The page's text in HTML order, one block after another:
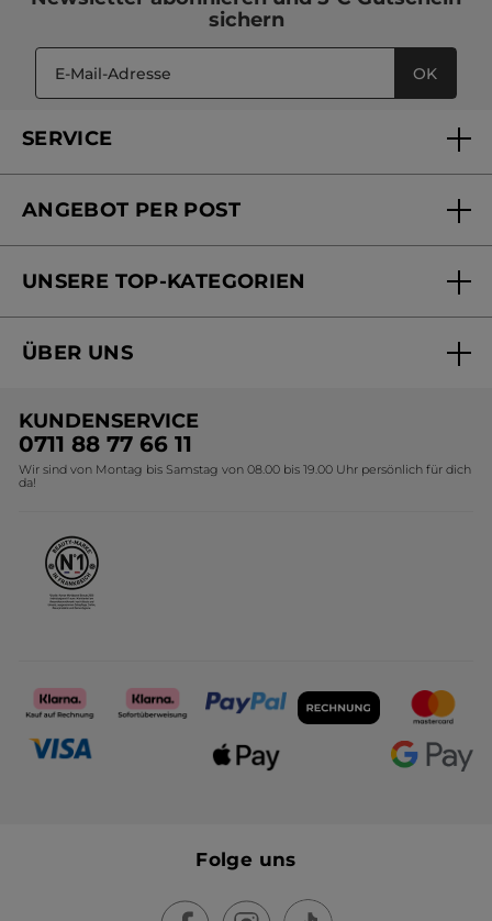
sichern
OK
SERVICE
Mein Konto
Online Preisliste
ANGEBOT PER POST
Versandhandel Preisliste
UNSERE TOP-KATEGORIEN
Black Friday Yves Rocher
Geschenkideen Yves Rocher
Kollektion Monoi Yves Rocher
ÜBER UNS
Umweltstiftung YR
Affiliate Programm
KUNDENSERVICE
0711 88 77 66 11
Wir sind von Montag bis Samstag von 08.00 bis 19.00 Uhr persönlich für dich
da!
Folge uns